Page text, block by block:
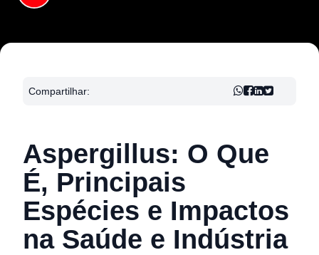
Compartilhar:
Aspergillus: O Que
É, Principais
Espécies e Impactos
na Saúde e Indústria